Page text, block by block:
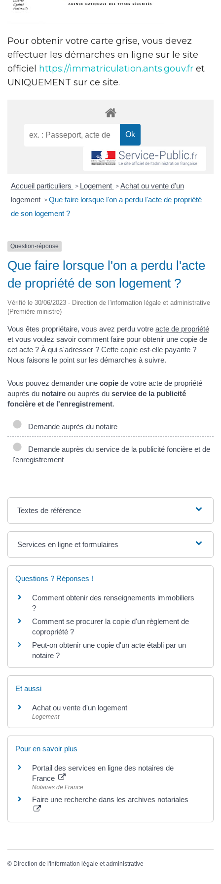
Pour obtenir votre carte grise, vous devez
effectuer les démarches en ligne sur le site
officiel
https://immatriculation.ants.gouv.fr et
UNIQUEMENT sur ce site.
Accueil particuliers > Logement > Achat ou vente d'un
logement > Que faire lorsque l'on a perdu l'acte de propriété
de son logement ?
Question-réponse
Que faire lorsque l'on a perdu l'acte
de propriété de son logement ?
Vérifié le 30/06/2023 - Direction de l'information légale et administrative
(Première ministre)
Vous êtes propriétaire, vous avez perdu votre acte de propriété
et vous voulez savoir comment faire pour obtenir une copie de
cet acte ? À qui s'adresser ? Cette copie est-elle payante ?
Nous faisons le point sur les démarches à suivre.
Vous pouvez demander une copie de votre acte de propriété
auprès du notaire ou auprès du service de la publicité
foncière et de l'enregistrement.
Demande auprès du notaire
Demande auprès du service de la publicité foncière et de
l'enregistrement
Textes de référence
Services en ligne et formulaires
Questions ? Réponses !
Comment obtenir des renseignements immobiliers
?
Comment se procurer la copie d'un règlement de
copropriété ?
Peut-on obtenir une copie d'un acte établi par un
notaire ?
Et aussi
Achat ou vente d'un logement
Logement
Pour en savoir plus
Portail des services en ligne des notaires de
France
Notaires de France
Faire une recherche dans les archives notariales
© Direction de l'information légale et administrative